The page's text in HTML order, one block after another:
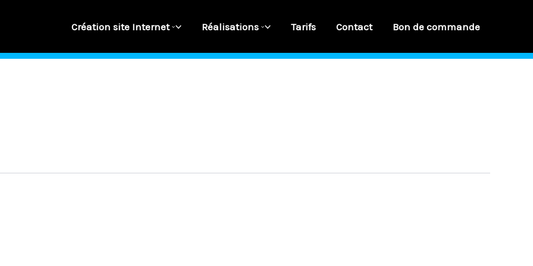
Création site Internet Réalisations Tarifs Contact Bon de commande